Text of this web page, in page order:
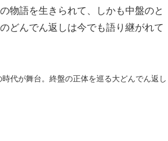
物語を生きられて、しかも中盤のと
どんでん返しは今でも語り継がれて
代が舞台。終盤の正体を巡る大どんでん返し